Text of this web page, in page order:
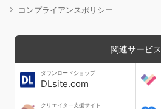
コンプライアンスポリシー
関連サービス
ダウンロードショップ
DLsite.com
クリエイター支援サイト